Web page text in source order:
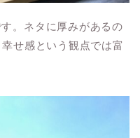
す。ネタに厚みがあるの
せ感という観点では富